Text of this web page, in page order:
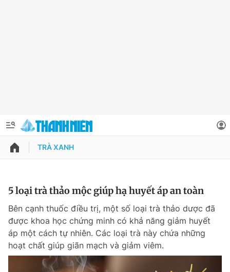
QUẢNG CÁO
Chuyên mục
Chuyên mục khác
Chào ngày mới
Thông tin tài khoản
Đổi mật khẩu
Tin đã lưu
Tin đã xem
TRÀ XANH
5 loại trà thảo mộc giúp hạ huyết áp an toàn
Bên cạnh thuốc điều trị, một số loại trà thảo dược đã
được khoa học chứng minh có khả năng giảm huyết
áp một cách tự nhiên. Các loại trà này chứa những
hoạt chất giúp giãn mạch và giảm viêm.